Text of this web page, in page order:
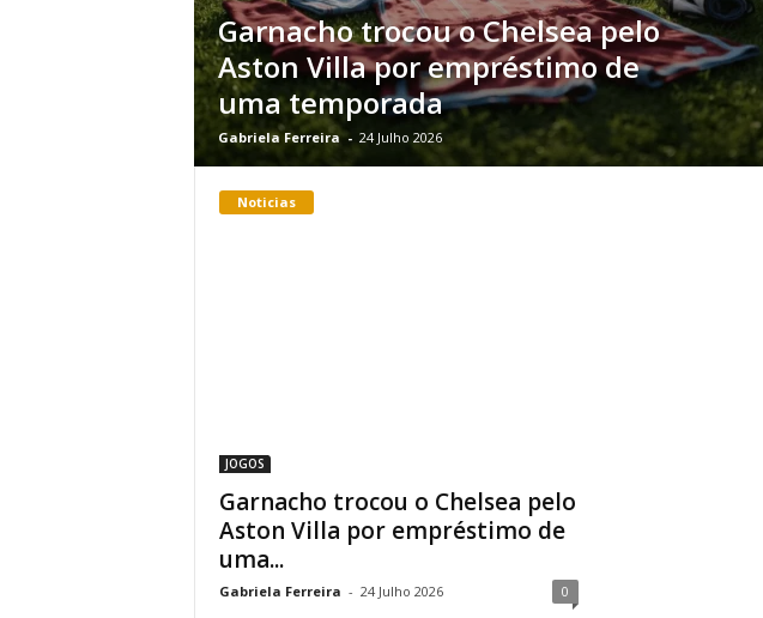
Garnacho trocou o Chelsea pelo
Aston Villa por empréstimo de
uma temporada
Gabriela Ferreira - 24 Julho 2026
Noticias
JOGOS
Garnacho trocou o Chelsea pelo
Aston Villa por empréstimo de
uma...
Gabriela Ferreira - 24 Julho 2026 0